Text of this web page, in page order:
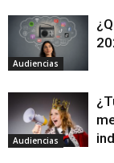
Audiencias
Audiencias